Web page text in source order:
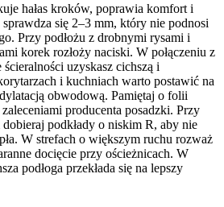
hałas kroków, poprawia komfort i
się 2–3 mm, który nie podnosi
Przy podłożu z drobnymi rysami i
korek rozłoży naciski. W połączeniu z
uzyskasz cichszą i
i kuchniach warto postawić na
obwodową. Pamiętaj o folii
producenta posadzki. Przy
podkłady o niskim R, aby nie
W strefach o większym ruchu rozważ
docięcie przy ościeżnicach. W
podłoga przekłada się na lepszy